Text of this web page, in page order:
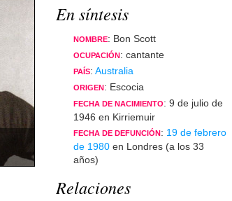
En síntesis
NOMBRE: Bon Scott
OCUPACIÓN: cantante
PAÍS: Australia
ORIGEN: Escocia
FECHA DE NACIMIENTO: 9 de julio de
1946 en Kirriemuir
FECHA DE DEFUNCIÓN: 19 de febrero
de 1980 en Londres (a los 33
años)
Relaciones